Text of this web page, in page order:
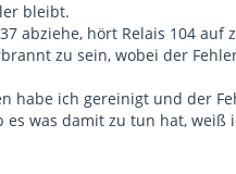
bleibt.
abziehe, hört Relais 104 auf
zu sein, wobei der
habe ich gereinigt und der
was damit zu tun hat,